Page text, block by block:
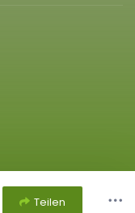
Teilen